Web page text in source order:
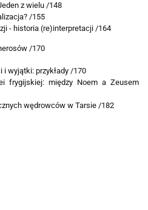
z wielu /148
/155
- historia (re)interpretacji /164
/170
i wyjątki: przykłady /170
frygijskiej: między Noem a Zeusem
wędrowców w Tarsie /182